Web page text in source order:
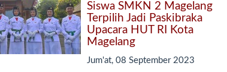
Siswa SMKN 2 Magelang
Terpilih Jadi Paskibraka
Upacara HUT RI Kota
Magelang
Jum'at, 08 September 2023